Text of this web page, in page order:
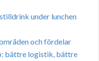
under lunchen
och fördelar
bättre logistik, bättre